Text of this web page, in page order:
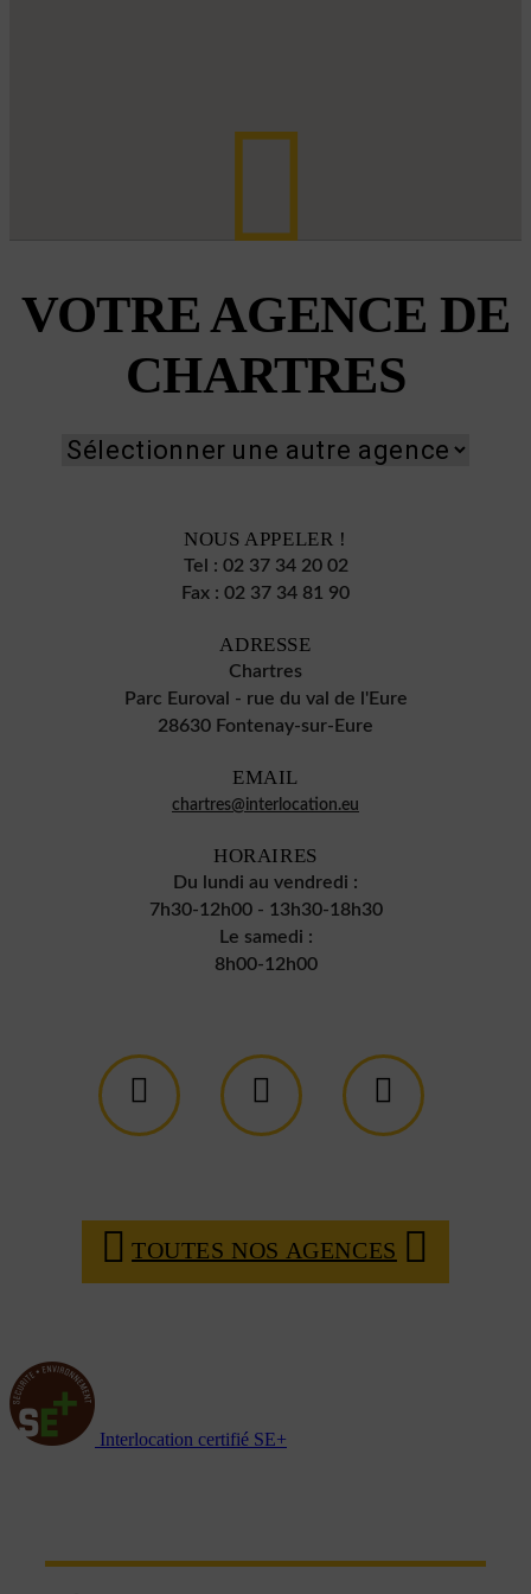
VOTRE AGENCE DE
CHARTRES
NOUS APPELER !
Tel : 02 37 34 20 02
Fax : 02 37 34 81 90
ADRESSE
Chartres
Parc Euroval - rue du val de l'Eure
28630 Fontenay-sur-Eure
EMAIL
chartres@interlocation.eu
HORAIRES
Du lundi au vendredi :
7h30-12h00 - 13h30-18h30
Le samedi :
8h00-12h00
TOUTES NOS AGENCES
Interlocation certifié SE+